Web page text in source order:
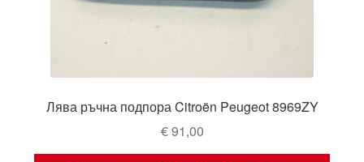
Лява ръчна подпора Citroën Peugeot 8969ZY
€91,00